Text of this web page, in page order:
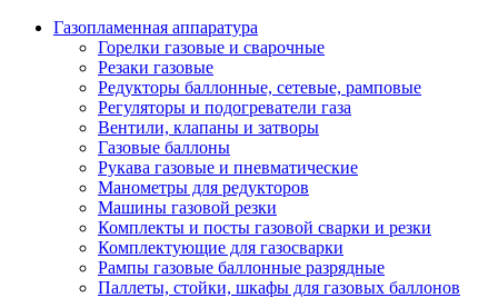
Газопламенная аппаратура
Горелки газовые и сварочные
Резаки газовые
Редукторы баллонные, сетевые, рамповые
Регуляторы и подогреватели газа
Вентили, клапаны и затворы
Газовые баллоны
Рукава газовые и пневматические
Манометры для редукторов
Машины газовой резки
Комплекты и посты газовой сварки и резки
Комплектующие для газосварки
Рампы газовые баллонные разрядные
Паллеты, стойки, шкафы для газовых баллонов